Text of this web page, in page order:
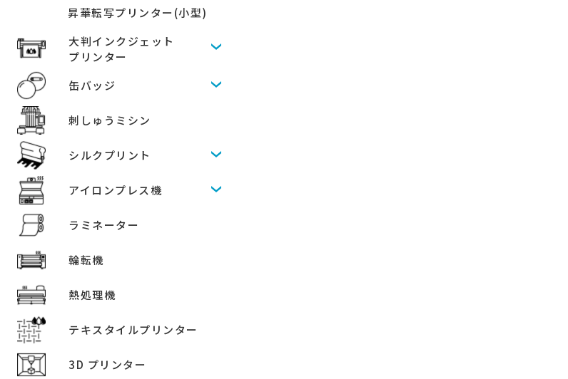
昇華転写プリンター(小型)
大判インクジェット
プリンター
缶バッジ
刺しゅうミシン
シルクプリント
アイロンプレス機
ラミネーター
輪転機
熱処理機
テキスタイルプリンター
3D プリンター